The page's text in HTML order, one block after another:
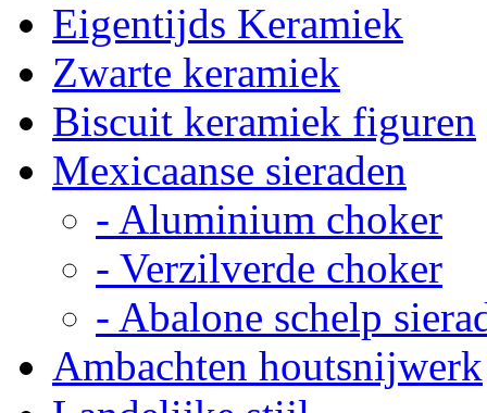
Eigentijds Keramiek
Zwarte keramiek
Biscuit keramiek figuren
Mexicaanse sieraden
- Aluminium choker
- Verzilverde choker
- Abalone schelp
Ambachten houtsnijwerk